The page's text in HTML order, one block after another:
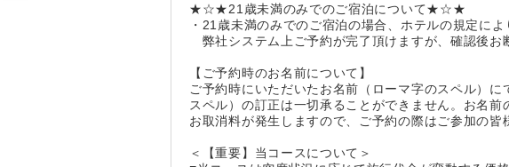
★☆★21歳未満のみでのご宿泊について★☆★
・21歳未満のみでのご宿泊の場合、ホテルの規定に
弊社システム上ご予約が完了頂けますが、確認後お
【ご予約時のお名前について】
ご予約時にいただいたお名前（ローマ字のスペル）
スペル）の訂正は一切承ることができません。お名
お取消料が発生しますので、ご予約の際はご参加の
＜【重要】当コースについて＞